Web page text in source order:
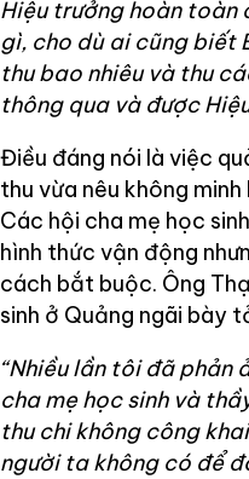
Hiệu trưởng hoàn toàn
gì, cho dù ai cũng biết
thu bao nhiêu và thu
thông qua và được
Điều đáng nói là việc
thu vừa nêu không
Các hội cha mẹ học
hình thức vận động
cách bắt buộc. Ông
sinh ở Quảng ngãi bày
“Nhiều lần tôi đã phản
cha mẹ học sinh và
thu chi không công
người ta không có để